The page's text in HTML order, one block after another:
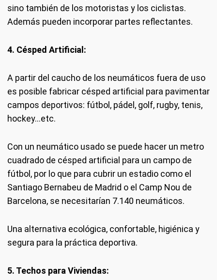
sino también de los motoristas y los ciclistas.
Además pueden incorporar partes reflectantes.
4. Césped Artificial:
A partir del caucho de los neumáticos fuera de uso
es posible fabricar césped artificial para pavimentar
campos deportivos: fútbol, pádel, golf, rugby, tenis,
hockey…etc.
Con un neumático usado se puede hacer un metro
cuadrado de césped artificial para un campo de
fútbol, por lo que para cubrir un estadio como el
Santiago Bernabeu de Madrid o el Camp Nou de
Barcelona, se necesitarían 7.140 neumáticos.
Una alternativa ecológica, confortable, higiénica y
segura para la práctica deportiva.
5. Techos para Viviendas: